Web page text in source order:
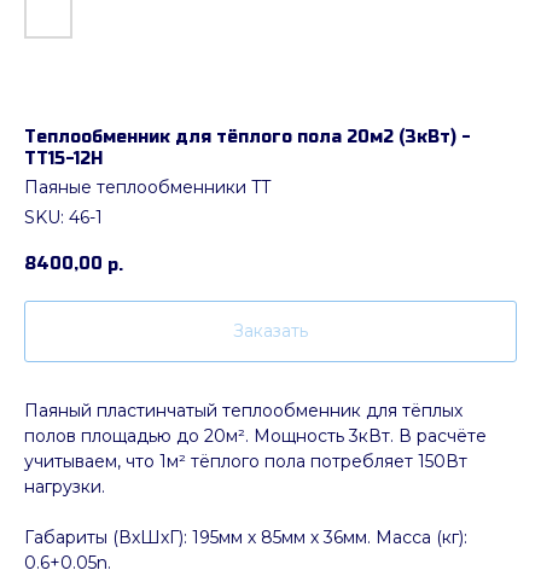
Теплообменник для тёплого пола 20м2 (3кВт) -
ТТ15-12H
Паяные теплообменники TT
SKU: 46-1
8400,00 р.
Заказать
Паяный пластинчатый теплообменник для тёплых
полов площадью до 20м². Мощность 3кВт. В расчёте
учитываем, что 1м² тёплого пола потребляет 150Вт
нагрузки.
Габариты (ВхШхГ): 195мм х 85мм х 36мм. Масса (кг):
0.6+0.05n.